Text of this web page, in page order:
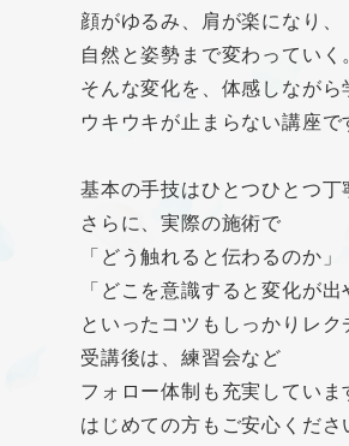
顔がゆるみ、肩が楽になり、
自然と姿勢まで変わっていく
そんな変化を、体感しながら
ウキウキが止まらない講座で
基本の手技はひとつひとつ丁
さらに、実際の施術で
「どう触れると伝わるのか」
「どこを意識すると変化が出
といったコツもしっかりレク
受講後は、練習会など
フォロー体制も充実していま
はじめての方もご安心くださ